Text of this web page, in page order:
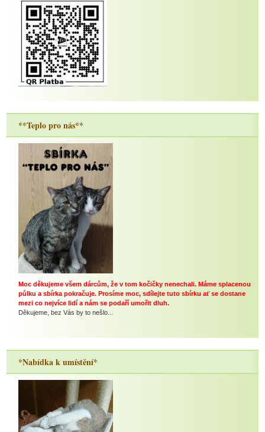
**Teplo pro nás**
Moc děkujeme všem dárcům, že v tom kočičky nenechali. Máme splacenou
půlku a sbírka pokračuje. Prosíme moc, sdílejte tuto sbírku ať se dostane
mezi co nejvíce lidí a nám se podaří umořit dluh.
Děkujeme, bez Vás by to nešlo...
*Nabídka k umístění*